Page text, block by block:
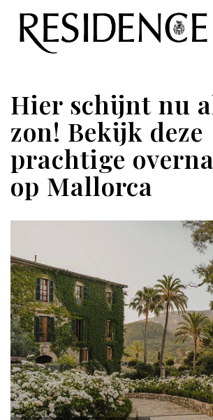
Overslaan en ga direct naar de
Hier schijnt nu
zon! Bekijk deze
prachtige
op Mallorca